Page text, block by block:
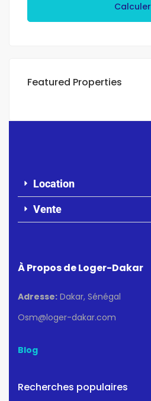
Calculer
Featured Properties
Location
Vente
À Propos de Loger-Dakar
Adresse: Dakar, Sénégal
Osm@loger-dakar.com
Blog
Recherches populaires